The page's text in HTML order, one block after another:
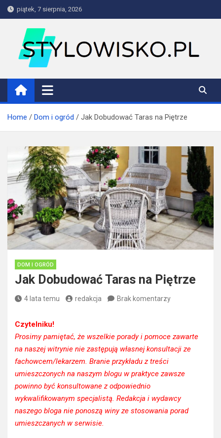
Skip
to
piątek, 7 sierpnia, 2026
stylowisko.pl
Blog
Home Dom i ogród Jak Dobudować Taras na Piętrze
DOM I OGRÓD
Jak Dobudować Taras na Piętrze
4 lata temu redakcja Brak komentarzy
Czytelniku!
Prosimy pamiętać, że wszelkie porady i pomoce zawarte
na naszej witrynie nie zastępują własnej konsultacji ze
fachowcem/lekarzem. Branie przykładu z treści
umieszczonych na naszym blogu w praktyce zawsze
powinno być konsultowane z odpowiednio
wykwalifikowanym specjalistą. Redakcja i wydawcy
naszego bloga nie ponoszą winy ze stosowania porad
umieszczanych w serwisie.